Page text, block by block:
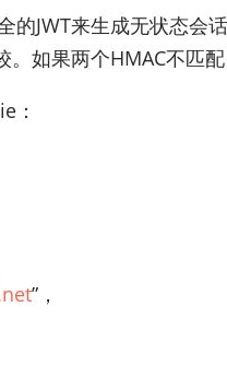
的JWT来生成无状态
。如果两个HMAC不匹
：
”，